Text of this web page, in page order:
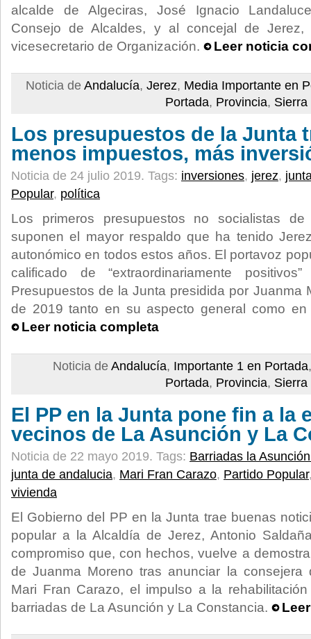
alcalde de Algeciras, José Ignacio
Consejo de Alcaldes, y al concejal de Jerez,
vicesecretario de Organización.
Leer noticia
Noticia de Andalucía, Jerez, Media Importante en
Portada, Provincia, Sierra
Los presupuestos de la Junta
menos impuestos, más
Noticia de 24 julio 2019. Tags: inversiones, jerez,
Popular, política
Los primeros presupuestos no socialistas
suponen el mayor respaldo que ha tenido
autonómico en todos estos años. El portavoz
calificado de “extraordinariamente
Presupuestos de la Junta presidida por Juanma
de 2019 tanto en su aspecto general como
Leer noticia completa
Noticia de Andalucía, Importante 1 en Portada
Portada, Provincia, Sierra
El PP en la Junta pone fin a la
vecinos de La Asunción y La
Noticia de 22 mayo 2019. Tags: Barriadas la
junta de andalucia, Mari Fran Carazo, Partido Popular
vivienda
El Gobierno del PP en la Junta trae buenas
popular a la Alcaldía de Jerez, Antonio
compromiso que, con hechos, vuelve a
de Juanma Moreno tras anunciar la consejera
Mari Fran Carazo, el impulso a la
barriadas de La Asunción y La Constancia.